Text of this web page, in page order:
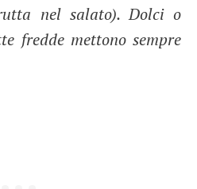
nel salato). Dolci o
fredde mettono sempre